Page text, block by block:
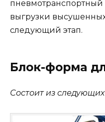
пневмотранспортный
выгрузки
следующий этап.
Блок-форма
Состоит из